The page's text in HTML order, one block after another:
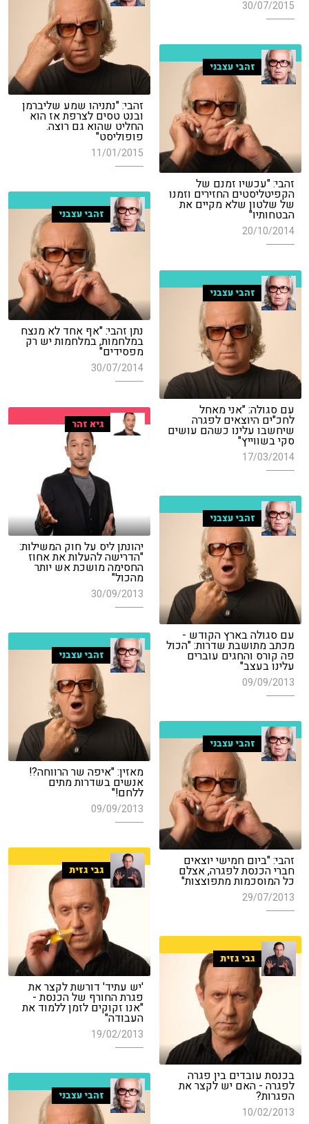
30/07/2015
זהבי: "נתניהו שמע שליברמן
ובנט טסים לצרפת אז הוא
החליט שהוא גם רוצה.
פופוליסט"
11/01/2015
זהבי עצבני
זהבי: "עכשיו זמנם של
הקפיטליסטים החזירים וזמנו
של שלטון שלא מקיים את
הבטחותיו"
20/10/2014
זהבי עצבני
נתן זהבי: "אף אחד לא מנצח
במלחמות, במלחמות יש רק
מפסידים"
30/07/2014
זהבי עצבני
עם סגולה: "אני מאחל
לחכ"ים היוצאים לפגרה
שיחשבו עלינו כשהם עושים
סקי בשווייץ"
17/03/2014
גיא זהר
יהונתן ליס על חוק המשילות:
"הדרישה להעלות את אחוז
החסימה מושכת אש יותר
מהכול"
30/09/2013
זהבי עצבני
עם סגולה בארץ הקודש -
מכתב מתושבת שדרות: "הכול
פה קורס והחגים עוברים
עלינו בעצב"
09/09/2013
זהבי עצבני
מאזין: "איפה שר הרווחה?!
אנשים בשדרות מתים
ללחם!"
09/09/2013
זהבי עצבני
זהבי: "ביום חמישי יוצאים
חברי הכנסת לפגרה, אצלם
כל המוסכמות מתפוצצות"
29/07/2013
גבי גזית
'יש עתיד' דורשת לקצר את
פגרת החורף של הכנסת -
"אנו זקוקים לזמן ללמוד את
העבודה"
19/02/2013
גבי גזית
בכנסת עובדים בין פגרה
לפגרה - האם יש לקצר את
הפגרות?
10/02/2013
זהבי עצבני